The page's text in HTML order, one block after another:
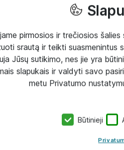
pirmosios ir trečiosios
srautą ir teikti suasmenintus
Jūsų sutikimo, nes jie yra
slapukais ir valdyti savo
metu Privatumo
Būtinieji